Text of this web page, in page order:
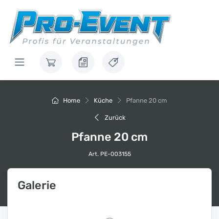
Home Küche Pfanne 20 cm
Zurück
Pfanne 20 cm
Art. PE-003155
Galerie